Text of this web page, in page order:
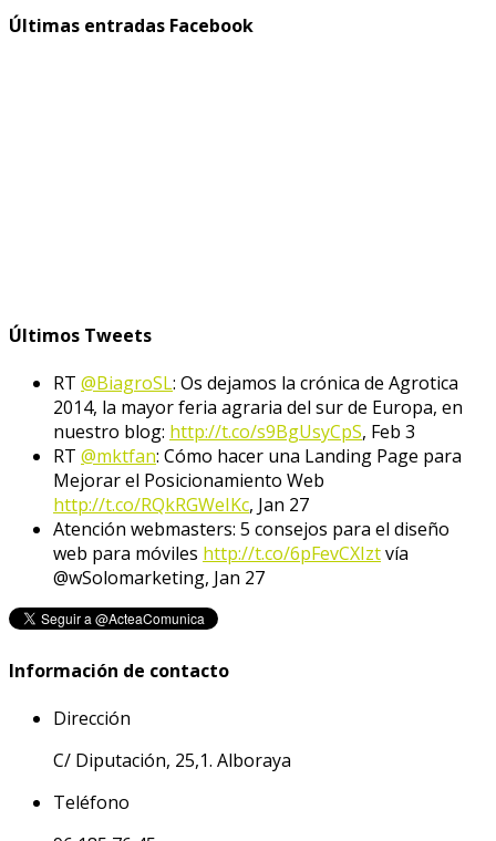
Últimas entradas Facebook
Últimos Tweets
RT @BiagroSL: Os dejamos la crónica de Agrotica
2014, la mayor feria agraria del sur de Europa, en
nuestro blog: http://t.co/s9BgUsyCpS, Feb 3
RT @mktfan: Cómo hacer una Landing Page para
Mejorar el Posicionamiento Web
http://t.co/RQkRGWeIKc, Jan 27
Atención webmasters: 5 consejos para el diseño
web para móviles http://t.co/6pFevCXIztvía
@wSolomarketing, Jan 27
Información de contacto
Dirección
C/ Diputación, 25,1. Alboraya
Teléfono